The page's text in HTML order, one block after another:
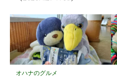
オハナのグルメ